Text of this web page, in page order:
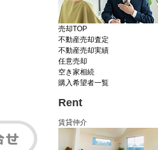
売却TOP
不動産売却査定
不動産売却実績
任意売却
空き家相続
購入希望者一覧
Rent
賃貸仲介